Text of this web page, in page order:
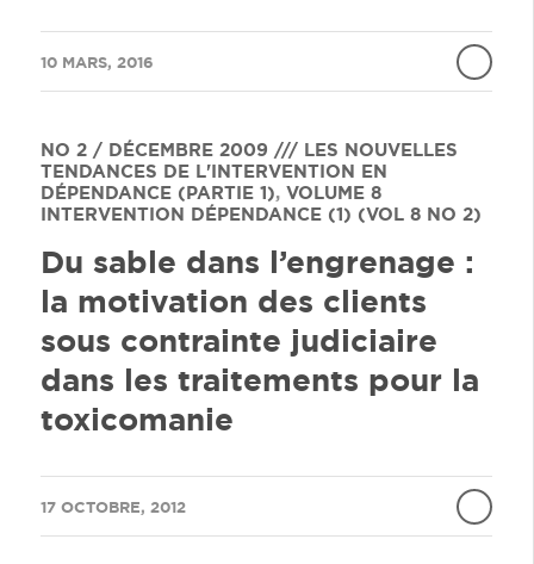
10 MARS, 2016
NO 2 / DÉCEMBRE 2009 /// LES NOUVELLES
TENDANCES DE L'INTERVENTION EN
DÉPENDANCE (PARTIE 1), VOLUME 8
INTERVENTION DÉPENDANCE (1) (VOL 8 NO 2)
Du sable dans l’engrenage :
la motivation des clients
sous contrainte judiciaire
dans les traitements pour la
toxicomanie
17 OCTOBRE, 2012
/